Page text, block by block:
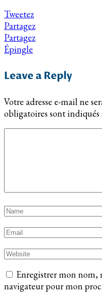
Tweetez
Partagez
Partagez
Épingle
Leave a Reply
Votre adresse e-mail ne
obligatoires sont indiqués
Enregistrer mon nom,
navigateur pour mon